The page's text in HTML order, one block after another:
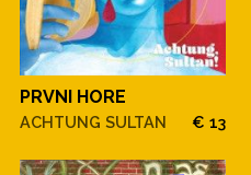
PRVNI HORE
ACHTUNG SULTAN € 13